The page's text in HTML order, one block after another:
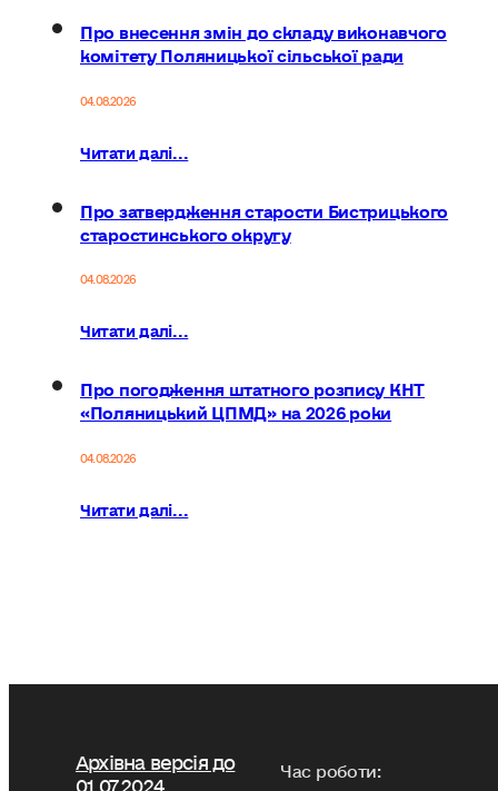
Про внесення змін до складу виконавчого
комітету Поляницької сільської ради
04.08.2026
Читати далі...
Про затвердження старости Бистрицького
старостинського округу
04.08.2026
Читати далі...
Про погодження штатного розпису КНТ
«Поляницький ЦПМД» на 2026 роки
04.08.2026
Читати далі...
Архівна версія до
01.07.2024 Час роботи: